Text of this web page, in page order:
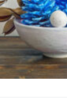
Viaggi
Zodiaco